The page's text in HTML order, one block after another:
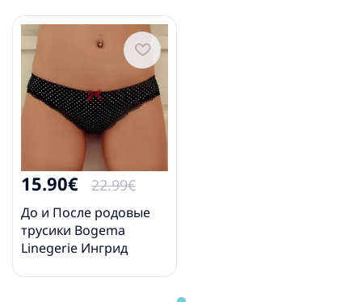
15.90€ 22.99€
До и После родовые
трусики Bogema
Linegerie Ингрид